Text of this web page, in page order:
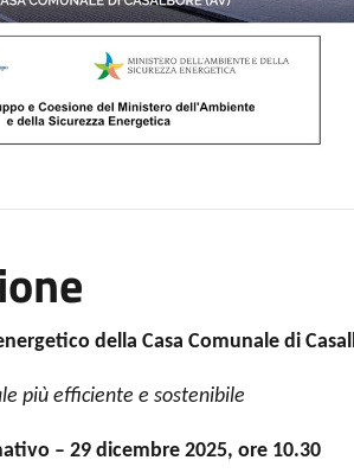
della Casa Comunale di
più efficiente e sostenibile
– 29 dicembre 2025, ore 10.30